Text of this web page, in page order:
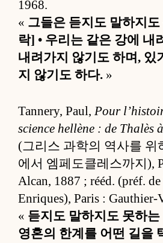
1968.
« 그들은 듣지도 말하지도
락] • 우리는 같은 강에 내
내려가지 않기도 하며, 있
지 않기도 하다. »
Tannery, Paul, Pour
science hellène : de Thalès
(그리스 과학의 역사를 위
에서 엠페도클레스까지),
Alcan, 1887 ; rééd. (préf.
Enriques), Paris : Gauthier-
« 듣지도 말하지도 못하는
영혼의 한계를 어떤 길을